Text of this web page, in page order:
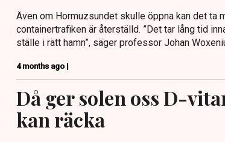
Även om Hormuzsundet skulle öppna kan det ta
containertrafiken är återställd. ”Det tar lång tid
ställe i rätt hamn”, säger professor Johan
4 months ago |
Då ger solen oss D-
kan räcka